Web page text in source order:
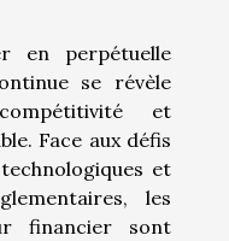
en perpétuelle
se révèle
et
Face aux défis
et
les
financier sont